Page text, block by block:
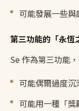
可能發展一些
第三功能的「永恆
Se 作為第三功能
可能偶爾過度
可能用一種「